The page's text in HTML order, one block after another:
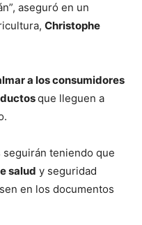
aseguró en un
Christophe
a los consumidores
que lleguen a
seguirán teniendo que
salud y seguridad
en los documentos